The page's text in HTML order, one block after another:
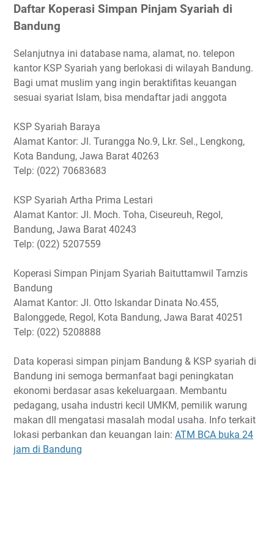
Daftar Koperasi Simpan Pinjam Syariah di
Bandung
Selanjutnya ini database nama, alamat, no. telepon
kantor KSP Syariah yang berlokasi di wilayah Bandung.
Bagi umat muslim yang ingin beraktifitas keuangan
sesuai syariat Islam, bisa mendaftar jadi anggota
KSP Syariah Baraya
Alamat Kantor: Jl. Turangga No.9, Lkr. Sel., Lengkong,
Kota Bandung, Jawa Barat 40263
Telp: (022) 70683683
KSP Syariah Artha Prima Lestari
Alamat Kantor: Jl. Moch. Toha, Ciseureuh, Regol,
Bandung, Jawa Barat 40243
Telp: (022) 5207559
Koperasi Simpan Pinjam Syariah Baituttamwil Tamzis
Bandung
Alamat Kantor: Jl. Otto Iskandar Dinata No.455,
Balonggede, Regol, Kota Bandung, Jawa Barat 40251
Telp: (022) 5208888
Data koperasi simpan pinjam Bandung & KSP syariah di
Bandung ini semoga bermanfaat bagi peningkatan
ekonomi berdasar asas kekeluargaan. Membantu
pedagang, usaha industri kecil UMKM, pemilik warung
makan dll mengatasi masalah modal usaha. Info terkait
lokasi perbankan dan keuangan lain: ATM BCA buka 24
jam di Bandung